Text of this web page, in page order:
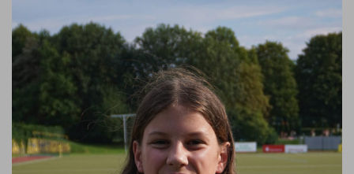
Spielstätten
Trainingszeiten
Clubkollektionen
Fanshop
Kontaktformular